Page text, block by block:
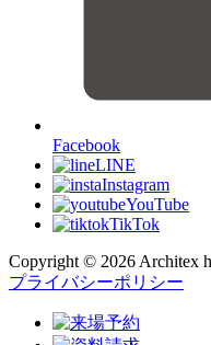
Facebook
LINE
Instagram
YouTube
TikTok
Copyright © 2026 Architex
プライバシーポリシー